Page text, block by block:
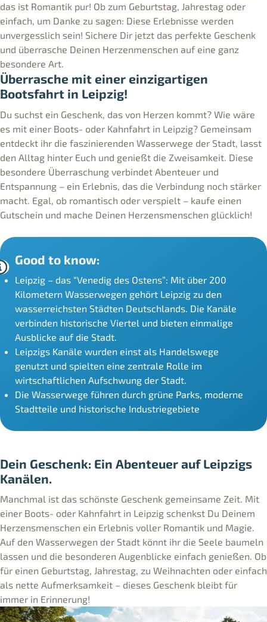
das ist Romantik pur! Ob zum Geburtstag, Jahrestag oder
einfach, um Danke zu sagen: Diese Erlebnisse werden
unvergesslich sein! Sichere Dir jetzt das perfekte Geschenk
und überrasche Deinen Herzenmenschen auf eine ganz
besondere Art.
Überrasche mit einer einzigartigen
Bootsfahrt in Leipzig!
Du suchst ein Geschenk, das von Herzen kommt? Wie wäre
es mit einer Boots- oder Kahnfahrt in Leipzig? Gemeinsam
entdeckt ihr die faszinierenden Wasserwege der Stadt, lasst
den Alltag hinter Euch und genießt die Zweisamkeit. Diese
besondere Überraschung verbindet Abenteuer und
Entspannung – ein Erlebnis, das die Verbindung noch stärker
macht. Egal, ob romantisch oder verspielt – kaufe einen
Gutschein und mache Deinen Herzensmenschen glücklich!
Good to know:
Leipzig – das “Venedig des Ostens”: Mit über 200
Kilometern Wasserwegen gehört Leipzig zu den
wasserreichsten Städten Deutschlands. Die Kanäle
verbinden historische Viertel und bieten einmalige
Ausblicke auf die Stadt.
Leipzigs Kanäle wurden einst als Handelswege
genutzt und spielten eine zentrale Rolle im
wirtschaftlichen Aufschwung der Stadt.
Die Wasserwege führen durch grüne Parks, moderne
Stadtteile und historische Industriegebiete
Dein Geschenk: Ein Abenteuer auf Leipzigs
Kanälen.
Manchmal ist das schönste Geschenk gemeinsame Zeit. Mit
einer Boots- oder Kahnfahrt in Leipzig schenkst Du Deinem
Herzensmenschen ein Erlebnis voller Romantik und Magie.
Auf den Wasserwegen der Stadt könnt ihr die Seele baumeln
lassen und die besonderen Augenblicke einfach genießen. Ob
für einen Geburtstag, Jahrestag, zu Weihnachten oder einfach
als nette Aufmerksamkeit – dieses Geschenk bleibt für
immer in Erinnerung!